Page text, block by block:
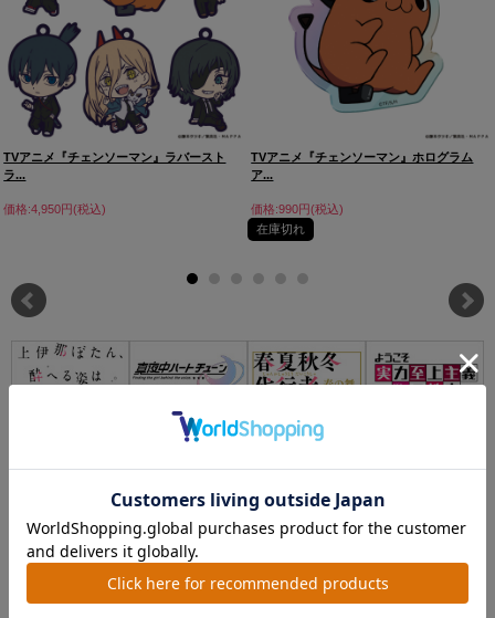
TVアニメ『チェンソーマン』ラバースト
ラ...
価格:4,950円(税込)
TVアニメ『チェンソーマン』ホログラム
ア...
価格:990円(税込)
在庫切れ